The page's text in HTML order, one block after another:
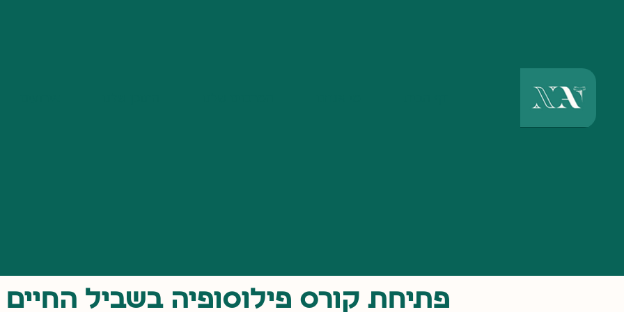
פתיחת קורס פילוסופיה בשביל החיים